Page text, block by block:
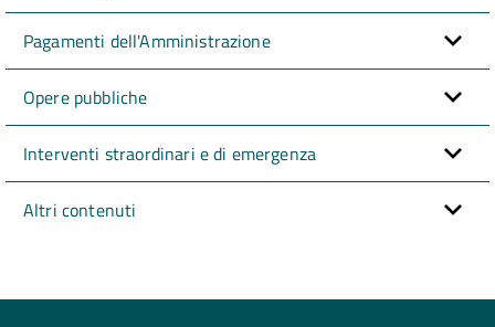
Pagamenti dell'Amministrazione
Opere pubbliche
Interventi straordinari e di emergenza
Altri contenuti